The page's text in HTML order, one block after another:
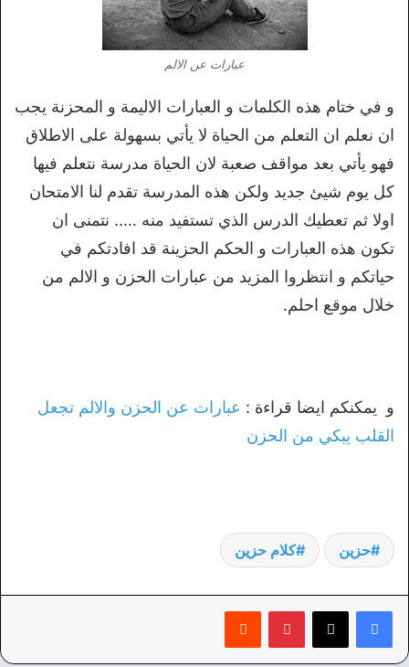
عبارات عن الالم
و في ختام هذه الكلمات و العبارات الاليمة و المحزنة يجب
ان نعلم ان التعلم من الحياة لا يأتي بسهولة على الاطلاق
فهو يأتي بعد مواقف صعبة لان الحياة مدرسة نتعلم فيها
كل يوم شيئ جديد ولكن هذه المدرسة تقدم لنا الامتحان
اولا ثم تعطيك الدرس الذي تستفيد منه ….. نتمنى ان
تكون هذه العبارات و الحكم الحزينة قد افادتكم في
حياتكم و انتظروا المزيد من عبارات الحزن و الالم من
خلال موقع احلم.
و يمكنكم ايضا قراءة : عبارات عن الحزن والالم تجعل
القلب يبكي من الحزن
حزين كلام حزين
بينتيريست